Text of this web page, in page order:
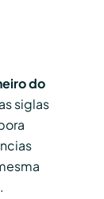
do
siglas